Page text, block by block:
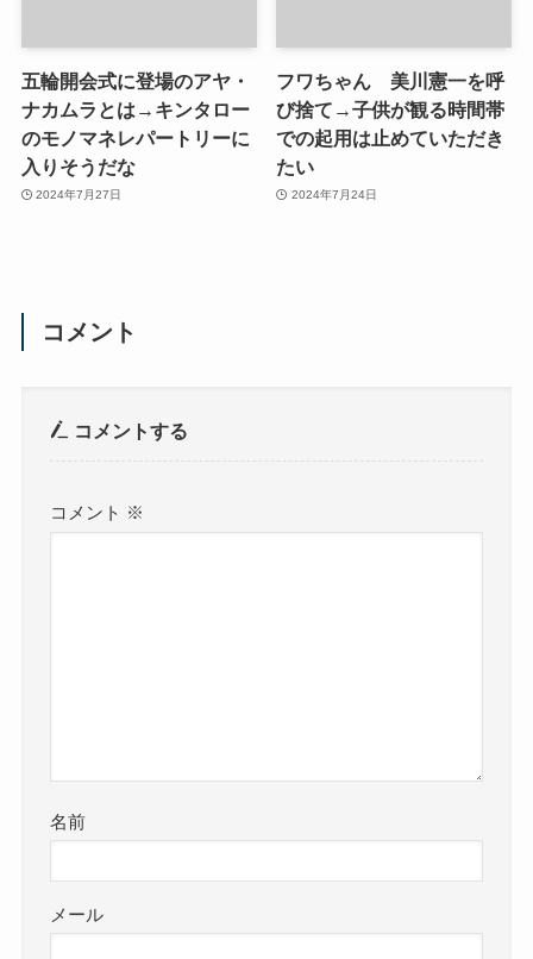
五輪開会式に登場のアヤ・
ナカムラとは→キンタロー
のモノマネレパートリーに
入りそうだな
2024年7月27日
フワちゃん 美川憲一を呼
び捨て→子供が観る時間帯
での起用は止めていただき
たい
2024年7月24日
コメント
コメントする
コメント ※
名前
メール